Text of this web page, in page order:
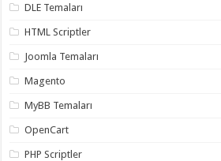
DLE Temaları
HTML Scriptler
Joomla Temaları
Magento
MyBB Temaları
OpenCart
PHP Scriptler